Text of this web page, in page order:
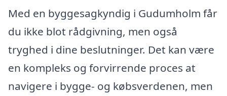
Med en byggesagkyndig i Gudumholm får
du ikke blot rådgivning, men også
tryghed i dine beslutninger. Det kan være
en kompleks og forvirrende proces at
navigere i bygge- og købsverdenen, men